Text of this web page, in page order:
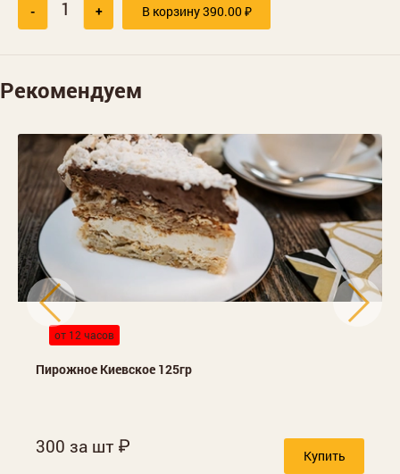
- + В корзину390.00₽
Рекомендуем
от 12 часов
Пирожное Киевское 125гр
300 за шт Купить